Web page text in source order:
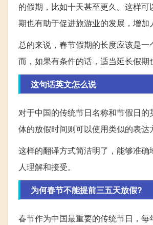
的假期，比如十天甚至更久。这样
期也有助于促进旅游业的发展，增加
总的来说，春节假期的长度应该是
而，如果有条件的话，适当延长假期
这句话英文怎么说
对于中国的传统节日名称和节假日
体的放假时间则可以使用类似的表达
这样的翻译方式简洁明了，能够准
人理解和接受。
为何春节不能提前三五天放假?
春节作为中国最重要的传统节日，